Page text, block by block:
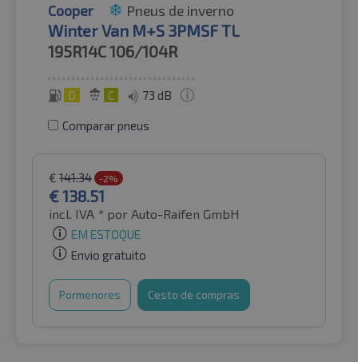
Cooper Pneus de inverno
Winter Van M+S 3PMSF TL
195R14C106/104R
D C 73 dB
Comparar pneus
€ 141.34 -2%
€138.51
incl. IVA * por Auto-Raifen GmbH
EM ESTOQUE
Envio gratuito
Pormenores Cesto de compras